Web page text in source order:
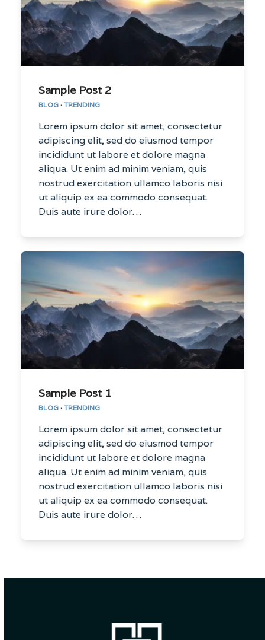
Sample Post 2
BLOG· TRENDING
Lorem ipsum dolor sit amet, consectetur
adipiscing elit, sed do eiusmod tempor
incididunt ut labore et dolore magna
aliqua. Ut enim ad minim veniam, quis
nostrud exercitation ullamco laboris nisi
ut aliquip ex ea commodo consequat.
Duis aute irure dolor…
Sample Post 1
BLOG· TRENDING
Lorem ipsum dolor sit amet, consectetur
adipiscing elit, sed do eiusmod tempor
incididunt ut labore et dolore magna
aliqua. Ut enim ad minim veniam, quis
nostrud exercitation ullamco laboris nisi
ut aliquip ex ea commodo consequat.
Duis aute irure dolor…